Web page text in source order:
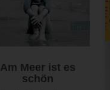
Am Meer ist es
schön